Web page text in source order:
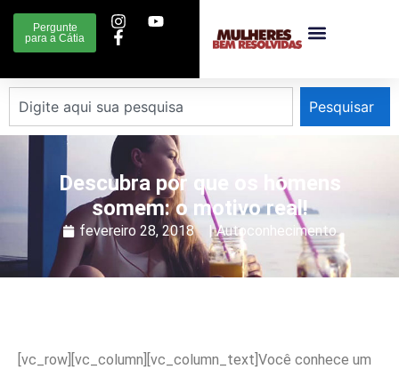
Pergunte
para a Cátia
Pesquisar
Descubra por que os homens
somem: o motivo real!
fevereiro 28, 2018 |Autoconhecimento
[vc_row][vc_column][vc_column_text] Você conhece um